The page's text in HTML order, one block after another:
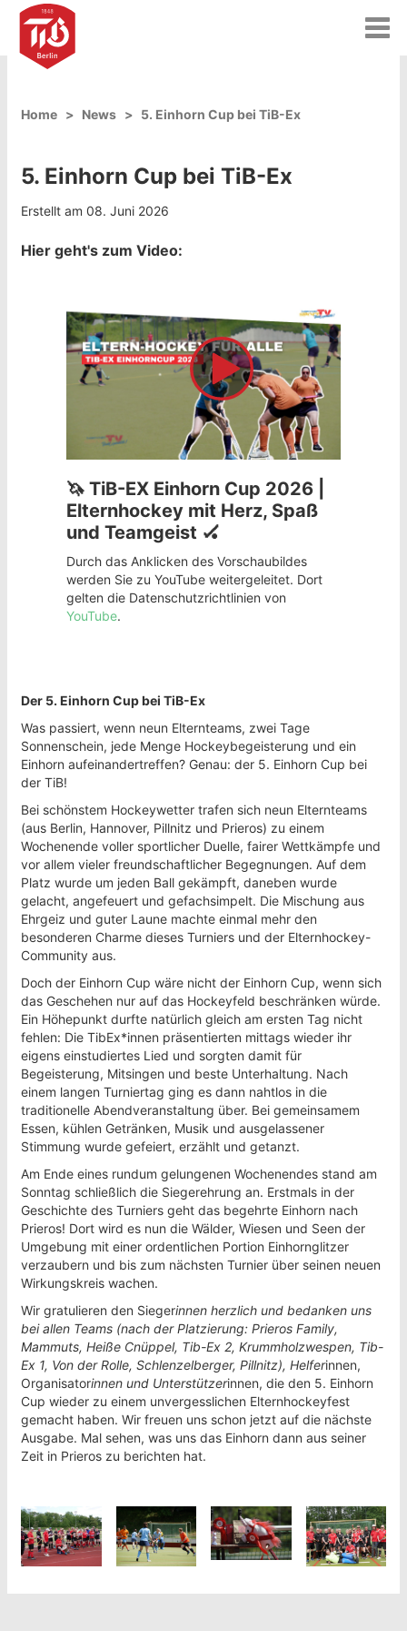
T
o
Home News 5. Einhorn Cup bei TiB-Ex
5. Einhorn Cup bei TiB-Ex
Erstellt am 08. Juni 2026
Hier geht's zum Video:
🦄 TiB-EX Einhorn Cup 2026 |
Elternhockey mit Herz, Spaß
und Teamgeist 🏑
Durch das Anklicken des Vorschaubildes
werden Sie zu YouTube weitergeleitet. Dort
gelten die Datenschutzrichtlinien von
YouTube.
Der 5. Einhorn Cup bei TiB-Ex
Was passiert, wenn neun Elternteams, zwei Tage
Sonnenschein, jede Menge Hockeybegeisterung und ein
Einhorn aufeinandertreffen? Genau: der 5. Einhorn Cup bei
der TiB!
Bei schönstem Hockeywetter trafen sich neun Elternteams
(aus Berlin, Hannover, Pillnitz und Prieros) zu einem
Wochenende voller sportlicher Duelle, fairer Wettkämpfe und
vor allem vieler freundschaftlicher Begegnungen. Auf dem
Platz wurde um jeden Ball gekämpft, daneben wurde
gelacht, angefeuert und gefachsimpelt. Die Mischung aus
Ehrgeiz und guter Laune machte einmal mehr den
besonderen Charme dieses Turniers und der Elternhockey-
Community aus.
Doch der Einhorn Cup wäre nicht der Einhorn Cup, wenn sich
das Geschehen nur auf das Hockeyfeld beschränken würde.
Ein Höhepunkt durfte natürlich gleich am ersten Tag nicht
fehlen: Die TibEx*innen präsentierten mittags wieder ihr
eigens einstudiertes Lied und sorgten damit für
Begeisterung, Mitsingen und beste Unterhaltung. Nach
einem langen Turniertag ging es dann nahtlos in die
traditionelle Abendveranstaltung über. Bei gemeinsamem
Essen, kühlen Getränken, Musik und ausgelassener
Stimmung wurde gefeiert, erzählt und getanzt.
Am Ende eines rundum gelungenen Wochenendes stand am
Sonntag schließlich die Siegerehrung an. Erstmals in der
Geschichte des Turniers geht das begehrte Einhorn nach
Prieros! Dort wird es nun die Wälder, Wiesen und Seen der
Umgebung mit einer ordentlichen Portion Einhornglitzer
verzaubern und bis zum nächsten Turnier über seinen neuen
Wirkungskreis wachen.
Wir gratulieren den Siegerinnen herzlich und bedanken uns
bei allen Teams (nach der Platzierung: Prieros Family,
Mammuts, Heiße Cnüppel, Tib-Ex 2, Krummholzwespen, Tib-
Ex 1, Von der Rolle, Schlenzelberger, Pillnitz), Helferinnen,
Organisatorinnen und Unterstützerinnen, die den 5. Einhorn
Cup wieder zu einem unvergesslichen Elternhockeyfest
gemacht haben. Wir freuen uns schon jetzt auf die nächste
Ausgabe. Mal sehen, was uns das Einhorn dann aus seiner
Zeit in Prieros zu berichten hat.